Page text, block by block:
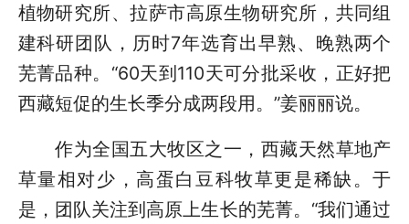
植物研究所、拉萨市高原生物研究所，共同组
建科研团队，历时7年选育出早熟、晚熟两个
芜菁品种。“60天到110天可分批采收，正好把
西藏短促的生长季分成两段用。”姜丽丽说。
作为全国五大牧区之一，西藏天然草地产
草量相对少，高蛋白豆科牧草更是稀缺。于
是，团队关注到高原上生长的芜菁。“我们通过